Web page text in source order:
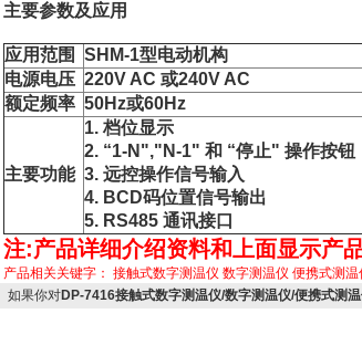
主要参数及应用
应用范围
SHM-1型电动机构
电源电压 220V AC 或240V AC
额定频率 50Hz或60Hz
主要功能
1. 档位显示
2. “1-N","N-1" 和 “停止" 操作按钮
3. 远控操作信号输入
4. BCD码位置信号输出
5. RS485 通讯接口
注:产品详细介绍资料和上面显示产
产品相关关键字： 接触式数字测温仪 数字测温仪 便携式测温
如果你对DP-7416接触式数字测温仪/数字测温仪/便携式测